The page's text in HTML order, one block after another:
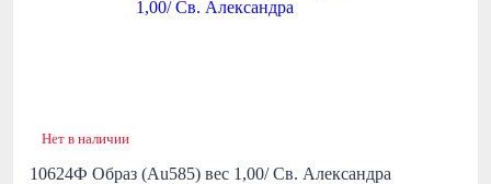
Нет в наличии
10624Ф Образ (Au585) вес 1,00/ Св. Александра